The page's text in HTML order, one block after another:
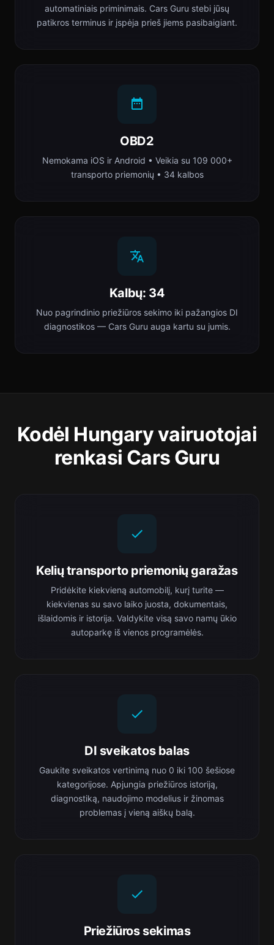
automatiniais priminimais. Cars Guru stebi jūsų
patikros terminus ir įspėja prieš jiems pasibaigiant.
OBD2
Nemokama iOS ir Android • Veikia su 109 000+
transporto priemonių • 34 kalbos
Kalbų: 34
Nuo pagrindinio priežiūros sekimo iki pažangios DI
diagnostikos — Cars Guru auga kartu su jumis.
Kodėl Hungary vairuotojai
renkasi Cars Guru
Kelių transporto priemonių garažas
Pridėkite kiekvieną automobilį, kurį turite —
kiekvienas su savo laiko juosta, dokumentais,
išlaidomis ir istorija. Valdykite visą savo namų ūkio
autoparkę iš vienos programėlės.
DI sveikatos balas
Gaukite sveikatos vertinimą nuo 0 iki 100 šešiose
kategorijose. Apjungia priežiūros istoriją,
diagnostiką, naudojimo modelius ir žinomas
problemas į vieną aiškų balą.
Priežiūros sekimas